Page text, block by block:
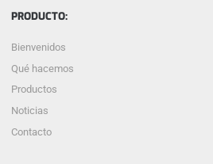
PRODUCTO:
Bienvenidos
Qué hacemos
Productos
Noticias
Contacto